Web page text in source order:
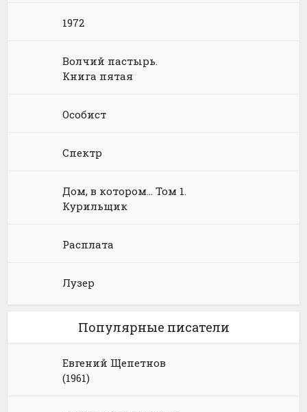
Юриспруденция, право
Попаданцы
Юмористическая фантастика
Русское фэнтези
Фэнтези про драконов
Юмористическое фэнтези
1972
Волчий пастырь.
Книга пятая
Особист
Спектр
Дом, в котором… Том 1.
Курильщик
Расплата
Лузер
Популярные писатели
Евгений Щепетнов
(1961)